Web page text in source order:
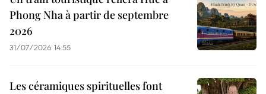
Phong Nha à partir de septembre
2026
31/07/2026 14:55
Les céramiques spirituelles font